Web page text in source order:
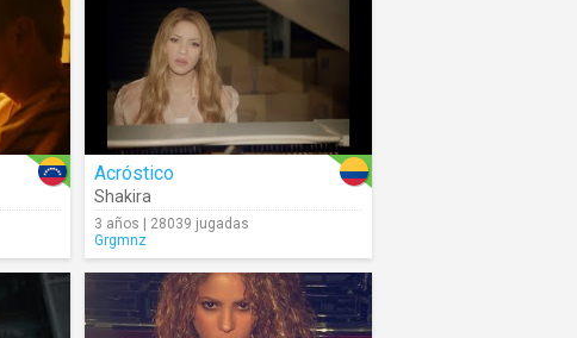
Acróstico
Shakira
3 años | 28039 jugadas
Grgmnz